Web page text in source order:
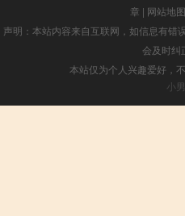
章 | 网站地图
声明：本站内容来自互联网，如信息有错
会及时纠
本站仅为个人兴趣爱好，
小